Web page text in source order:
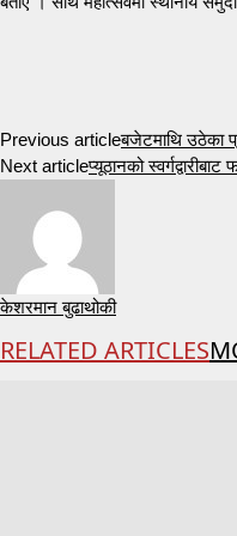
Previous articleबजेटमाथि उठेका
Next articleप्यूठानको
केशरमान बुढाथोकी
RELATED ARTICLES